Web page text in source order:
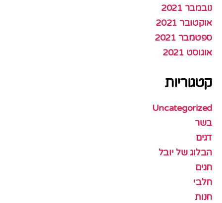
נובמבר 2021
אוקטובר 2021
ספטמבר 2021
אוגוסט 2021
קטגוריות
Uncategorized
בשר
דגים
הבלוג של יובל
חגים
חלבי
חנות